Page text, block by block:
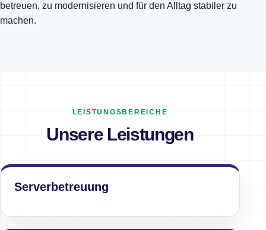
betreuen, zu modernisieren und für den Alltag stabiler zu
machen.
LEISTUNGSBEREICHE
Unsere Leistungen
Serverbetreuung